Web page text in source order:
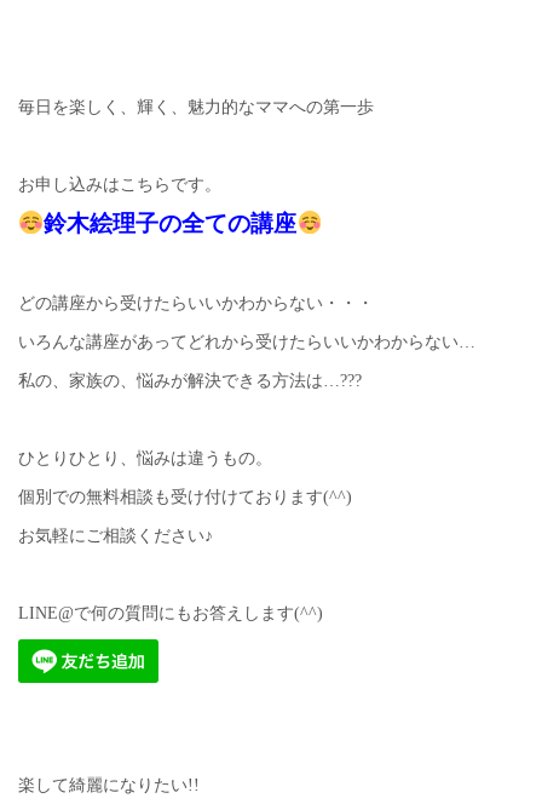
毎日を楽しく、輝く、魅力的なママへの第一歩
お申し込みはこちらです。
鈴木絵理子の全ての講座
どの講座から受けたらいいかわからない・・・
いろんな講座があってどれから受けたらいいかわからない…
私の、家族の、悩みが解決できる方法は…???
ひとりひとり、悩みは違うもの。
個別での無料相談も受け付けております(^^)
お気軽にご相談ください♪
LINE@で何の質問にもお答えします(^^)
楽して綺麗になりたい!!